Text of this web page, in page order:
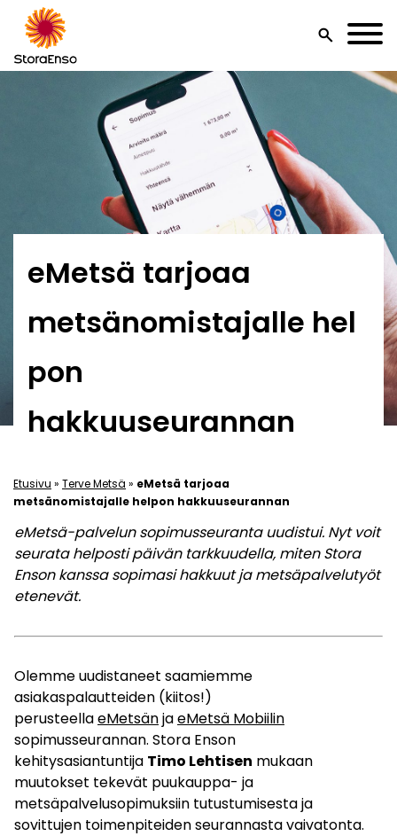
search
eMetsä tarjoaa
metsänomistajalle hel
pon
hakkuuseurannan
Etusivu » Terve Metsä » eMetsä tarjoaa
metsänomistajalle helpon hakkuuseurannan
eMetsä-palvelun sopimusseuranta uudistui. Nyt voit
seurata helposti päivän tarkkuudella, miten Stora
Enson kanssa sopimasi hakkuut ja metsäpalvelutyöt
etenevät.
Olemme uudistaneet saamiemme
asiakaspalautteiden (kiitos!)
perusteellaeMetsänjaeMetsä Mobiilin
sopimusseurannan. Stora Enson
kehitysasiantuntija Timo Lehtisen mukaan
muutokset tekevät puukauppa- ja
metsäpalvelusopimuksiin tutustumisesta ja
sovittujen toimenpiteiden seurannasta vaivatonta.